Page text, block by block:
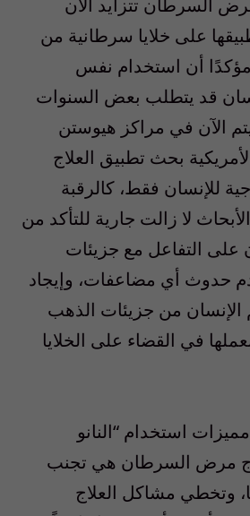
على خلايا سرطانية من
مؤكدًا أن استخدام نفس
قد يتطلب بعض السنوات
الآن في مراكز هيوستن
بحث تطبيق العلاج
للإنسان فقط، كالرقبة
لا زالت جارية للتأكد من
على التفاعل مع جزيئات
حدوث أي مضاعفات، وإيجاد
من جزيئات الذهب
في القضاء على الخلايا
استخدام “النانو
مرض السرطان هي تجنب
وتخطي مشاكل العلاج